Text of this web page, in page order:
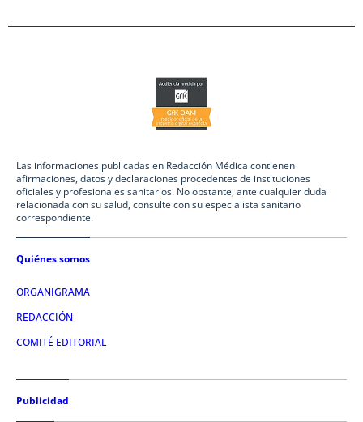
Las informaciones publicadas en Redacción Médica contienen
afirmaciones, datos y declaraciones procedentes de instituciones
oficiales y profesionales sanitarios. No obstante, ante cualquier duda
relacionada con su salud, consulte con su especialista sanitario
correspondiente.
Quiénes somos
ORGANIGRAMA
REDACCIÓN
COMITÉ EDITORIAL
Publicidad